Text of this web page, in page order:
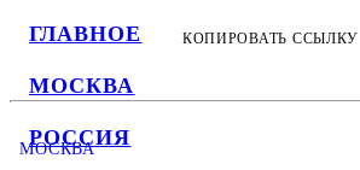
ГЛАВНОЕ
МОСКВА
РОССИЯ
КОПИРОВАТЬ ССЫЛКУ
МОСКВА